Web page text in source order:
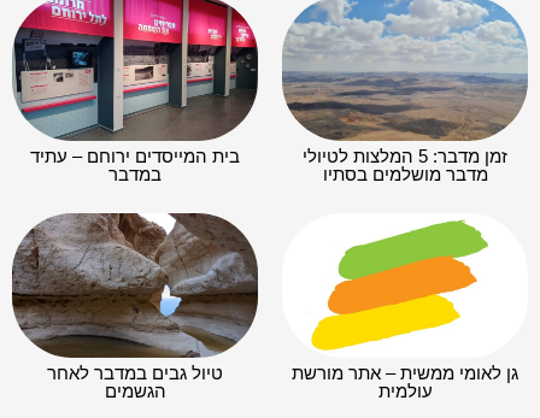
זמן מדבר: 5 המלצות לטיולי
מדבר מושלמים בסתיו
בית המייסדים ירוחם – עתיד
במדבר
גן לאומי ממשית – אתר מורשת
עולמית
טיול גבים במדבר לאחר
הגשמים